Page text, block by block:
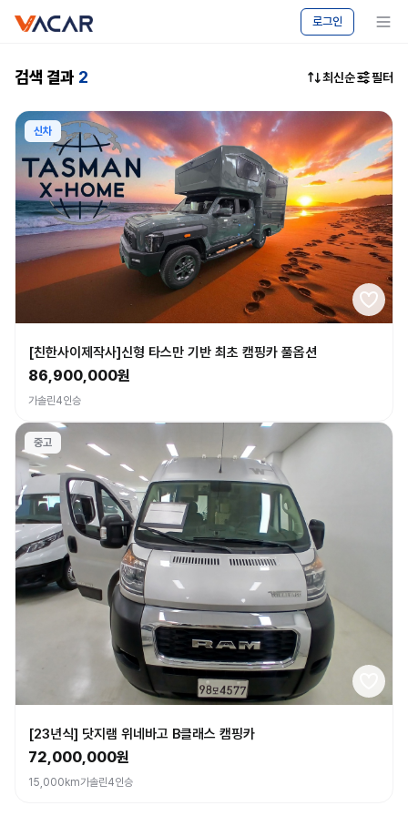
로그인
메뉴 보기
마켓
캠핑카
승용차
매매
바카르
검색 결과 2 최신순 필터
신차
[친한사이제작사]신형 타스만 기반 최초 캠핑카 풀옵션
86,900,000원
가솔린4인승
중고
[23년식] 닷지램 위네바고 B클래스 캠핑카
72,000,000원
15,000km가솔린4인승